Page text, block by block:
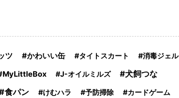
ツ かわいい缶 タイトスカート 消毒ジェル
MyLittleBox J-オイルミルズ 犬飼つな
食パン けむハラ 予防掃除 カードゲーム